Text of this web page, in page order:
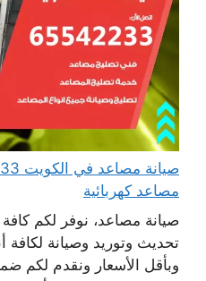
مصاعد كهربائية
صيانة مصاعد، نوفر لكم
تحديث وتوريد وصيانة لكافة
وبأقل الأسعار ونقدم لكم